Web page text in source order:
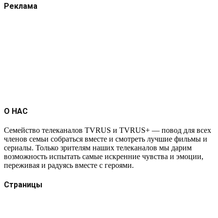
Реклама
О НАС
Семейство телеканалов TVRUS и TVRUS+ — повод для всех
членов семьи собраться вместе и смотреть лучшие фильмы и
сериалы. Только зрителям наших телеканалов мы дарим
возможность испытать самые искренние чувства и эмоции,
переживая и радуясь вместе с героями.
Страницы